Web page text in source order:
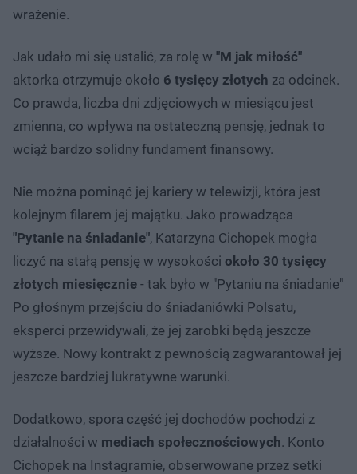
wrażenie.
Jak udało mi się ustalić, za rolę w "M jak miłość"
aktorka otrzymuje około 6 tysięcy złotych za odcinek.
Co prawda, liczba dni zdjęciowych w miesiącu jest
zmienna, co wpływa na ostateczną pensję, jednak to
wciąż bardzo solidny fundament finansowy.
Nie można pominąć jej kariery w telewizji, która jest
kolejnym filarem jej majątku. Jako prowadząca
"Pytanie na śniadanie", Katarzyna Cichopek mogła
liczyć na stałą pensję w wysokości około 30 tysięcy
złotych miesięcznie - tak było w "Pytaniu na śniadanie"
Po głośnym przejściu do śniadaniówki Polsatu,
eksperci przewidywali, że jej zarobki będą jeszcze
wyższe. Nowy kontrakt z pewnością zagwarantował jej
jeszcze bardziej lukratywne warunki.
Dodatkowo, spora część jej dochodów pochodzi z
działalności w mediach społecznościowych. Konto
Cichopek na Instagramie, obserwowane przez setki